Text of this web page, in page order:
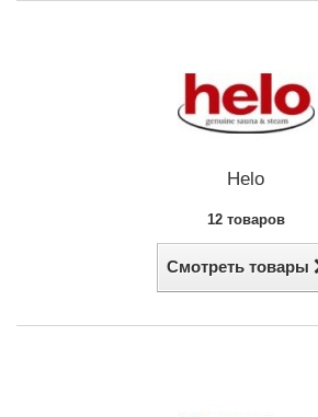
Helo
12 товаров
Смотреть товары